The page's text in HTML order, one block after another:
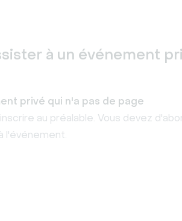
à un événement
privé qui n'a pas de page
au préalable. Vous devez
l'événement.